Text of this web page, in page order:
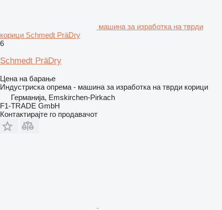
машина за изработка на тврди
корици Schmedt PräDry
6
Schmedt PräDry
Цена на барање
Индустриска опрема - машина за изработка на тврди корици
Германија, Emskirchen-Pirkach
F1-TRADE GmbH
Контактирајте го продавачот